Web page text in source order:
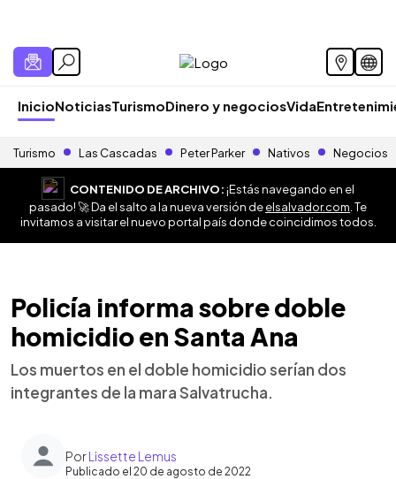
InicioNoticiasTurismoDinero y negociosVida
Turismo Las Cascadas Peter Parker Nativos Negocios
CONTENIDO DE ARCHIVO:¡Estás navegando en el
pasado! 🚀 Da el salto a la nueva versión deelsalvador.com . Te
invitamos a visitar el nuevo portal país donde coincidimos todos.
Policía informa sobre doble
homicidio en Santa Ana
Los muertos en el doble homicidio serían dos
integrantes de la mara Salvatrucha.
PorLissette Lemus
Publicado el 20 de agosto de 2022